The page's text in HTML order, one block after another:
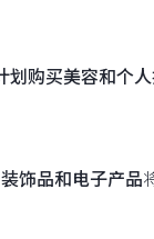
划购买美容和个
饰品和电子产品